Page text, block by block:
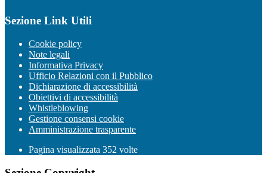
Sezione Link Utili
Cookie policy
Note legali
Informativa Privacy
Ufficio Relazioni con il Pubblico
Dichiarazione di accessibilità
Obiettivi di accessibilità
Whistleblowing
Gestione consensi cookie
Amministrazione trasparente
Pagina visualizzata 352 volte